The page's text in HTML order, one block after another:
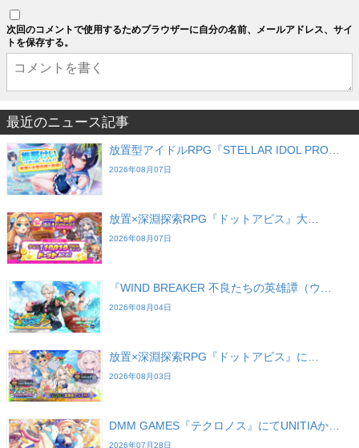
次回のコメントで使用するためブラウザーに自分の名前、メールアドレス、サイ
トを保存する。
最近のニュース記事
放置型アイドルRPG『STELLAR IDOL PRO…
2026年08月07日
放置×深淵探索RPG『ドットアビス』大…
2026年08月07日
『WIND BREAKER 不良たちの英雄譚（ウ…
2026年08月04日
放置×深淵探索RPG『ドットアビス』に…
2026年08月03日
DMM GAMES『テクロノス』にてUNITIAか…
2026年07月28日